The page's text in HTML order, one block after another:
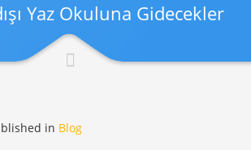
Yaz Okuluna Gidecekler
in Blog